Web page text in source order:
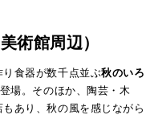
術館周辺）
食器が数千点並ぶ秋のいろ
場。そのほか、陶芸・木
あり、秋の風を感じながら